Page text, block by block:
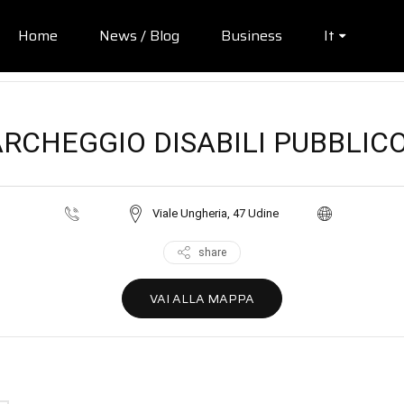
Home News / Blog Business It
DISABILI
Viale Ungheria, 47 Udine
share
VAI ALLA MAPPA